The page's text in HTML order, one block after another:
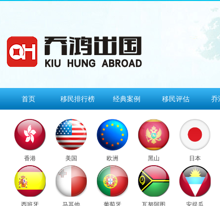
首页 移民排行榜 经典案例 移民评估 乔
香港 美国 欧洲 黑山 日本
西班牙 马耳他 葡萄牙 瓦努阿图 安提瓜